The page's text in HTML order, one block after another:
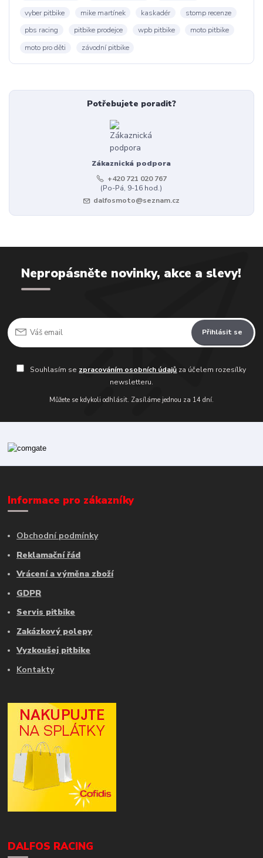
vyber pitbike mike martínek kaskadér
stomp recenze
pbs racing
pitbike prodejce wpb pitbike
moto pitbike
moto pro děti
závodní pitbike
Potřebujete poradit?
Zákaznická podpora
+420 721 020 767
(Po-Pá, 9-16 hod.)
dalfosmoto@seznam.cz
Nepropásněte novinky, akce a slevy!
Přihlásit se
Souhlasím se zpracováním osobních údajů za účelem rozesílky
newsletteru.
Můžete se kdykoli odhlásit. Zasíláme jednou za 14 dní.
Informace pro zákazníky
Obchodní podmínky
Reklamační řád
Vrácení a výměna zboží
GDPR
Servis pitbike
Zakázkový polepy
Vyzkoušej pitbike
Kontakty
DALFOS RACING